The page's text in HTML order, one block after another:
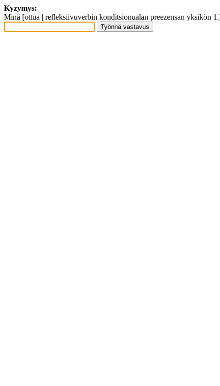
Kyzymys:
Minä [ottua | refleksiivuverbin konditsionualan preezensan yksikön